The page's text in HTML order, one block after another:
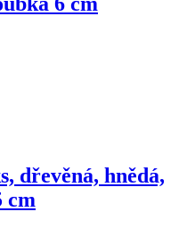
dřevěná, hnědá,
cm